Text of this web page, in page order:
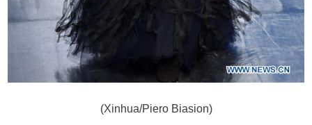
(Xinhua/Piero Biasion)